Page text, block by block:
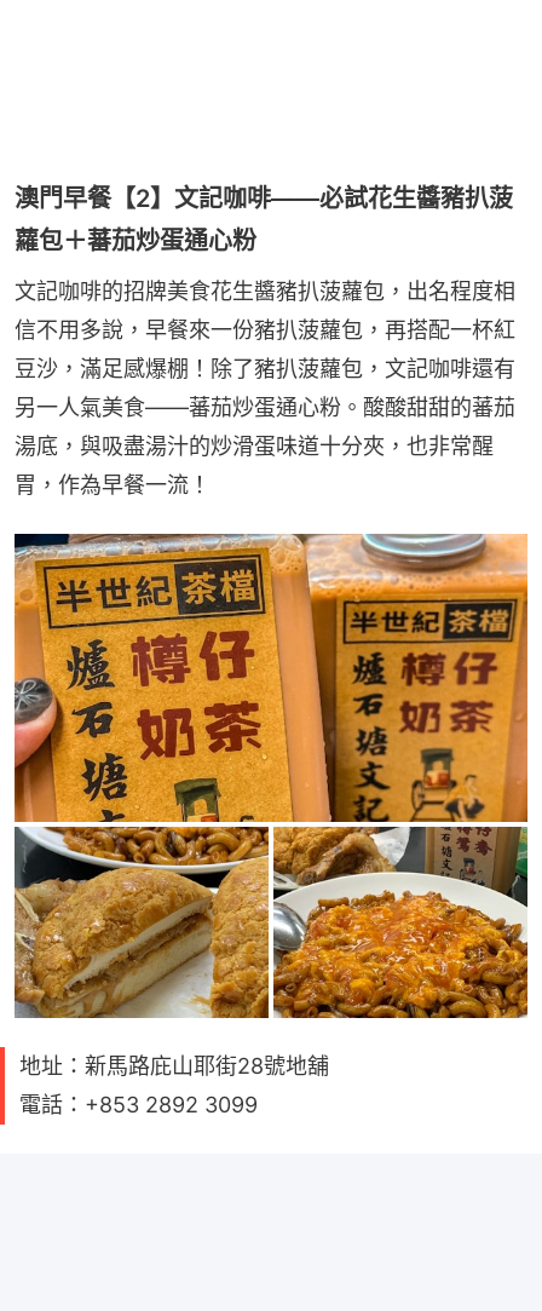
澳門早餐【2】文記咖啡——必試花生醬豬扒菠
蘿包＋蕃茄炒蛋通心粉
文記咖啡的招牌美食花生醬豬扒菠蘿包，出名程度相
信不用多說，早餐來一份豬扒菠蘿包，再搭配一杯紅
豆沙，滿足感爆棚！除了豬扒菠蘿包，文記咖啡還有
另一人氣美食——蕃茄炒蛋通心粉。酸酸甜甜的蕃茄
湯底，與吸盡湯汁的炒滑蛋味道十分夾，也非常醒
胃，作為早餐一流！
地址：新馬路庇山耶街28號地舖
電話：+853 2892 3099